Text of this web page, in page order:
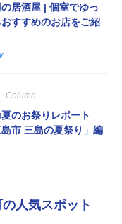
居酒屋 | 個室でゆっ
おすすめのお店をご紹
Column
のお祭りレポート
島市 三島の夏祭り」編
人気スポット